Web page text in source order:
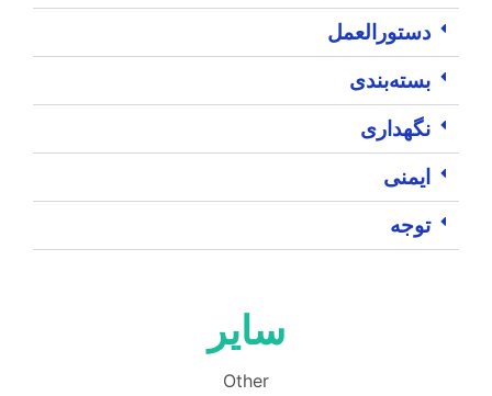
دستورالعمل
بسته‌بندی
نگهداری
ایمنی
توجه
سایر
Other